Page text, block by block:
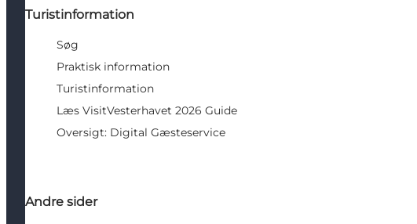
Turistinformation
Søg
Praktisk information
Turistinformation
Læs VisitVesterhavet 2026 Guide
Oversigt: Digital Gæsteservice
Andre sider